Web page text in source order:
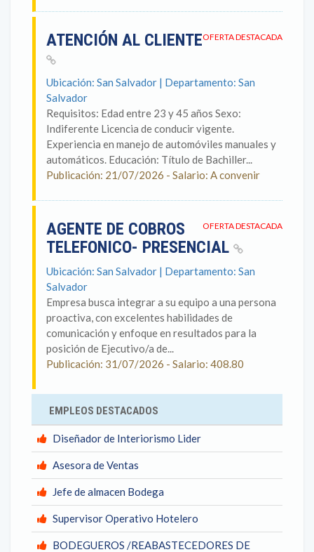
OFERTA DESTACADA
ATENCIÓN AL CLIENTE
Ubicación: San Salvador | Departamento: San
Salvador
Requisitos: Edad entre 23 y 45 años Sexo:
Indiferente Licencia de conducir vigente.
Experiencia en manejo de automóviles manuales y
automáticos. Educación: Título de Bachiller...
Publicación: 21/07/2026 - Salario: A convenir
OFERTA DESTACADA
AGENTE DE COBROS
TELEFONICO- PRESENCIAL
Ubicación: San Salvador | Departamento: San
Salvador
Empresa busca integrar a su equipo a una persona
proactiva, con excelentes habilidades de
comunicación y enfoque en resultados para la
posición de Ejecutivo/a de...
Publicación: 31/07/2026 - Salario: 408.80
EMPLEOS DESTACADOS
Diseñador de Interiorismo Lider
Asesora de Ventas
Jefe de almacen Bodega
Supervisor Operativo Hotelero
BODEGUEROS /REABASTECEDORES DE